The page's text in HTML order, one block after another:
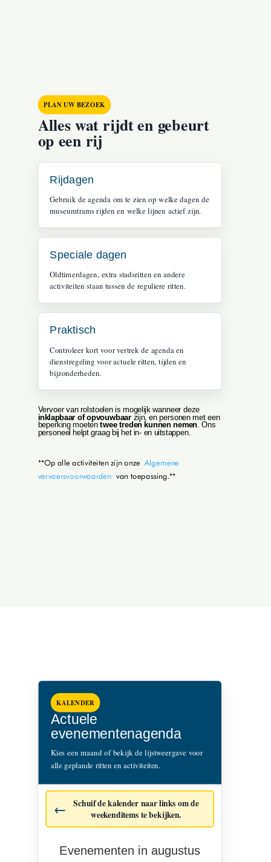
PLAN UW BEZOEK
Alles wat rijdt en gebeurt
op een rij
Rijdagen
Gebruik de agenda om te zien op welke dagen de
museumtrams rijden en welke lijnen actief zijn.
Speciale dagen
Oldtimerdagen, extra stadsritten en andere
activiteiten staan tussen de reguliere ritten.
Praktisch
Controleer kort voor vertrek de agenda en
dienstregeling voor actuele ritten, tijden en
bijzonderheden.
Vervoer van rolstoelen is mogelijk wanneer deze
inklapbaar of opvouwbaar zijn, en personen met een
beperking moetentwee treden kunnen nemen. Ons
personeel helpt graag bij het in‑ en uitstappen.
**Op alle activiteiten zijn onzeAlgemene
vervoersvoorwaardenvan toepassing.**
KALENDER
Actuele
evenementenagenda
Kies een maand of bekijk de lijstweergave voor
alle geplande ritten en activiteiten.
Schuif de kalender naar links om de
weekenditems te bekijken.
Evenementen in augustus